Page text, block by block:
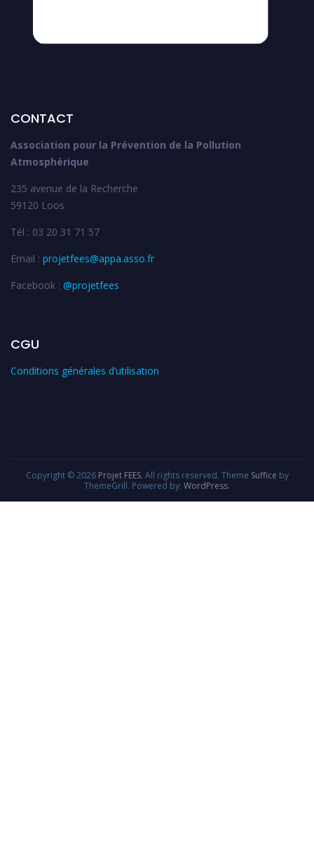
CONTACT
Association pour la Prévention de la Pollution
Atmosphérique
235 avenue de la Recherche
59120 Loos
Tél : 03 20 31 71 57
Email : projetfees@appa.asso.fr
Facebook : @projetfees
CGU
Conditions générales d’utilisation
Copyright © 2026 Projet FEES. All rights reserved. Theme Suffice by
ThemeGrill. Powered by: WordPress.